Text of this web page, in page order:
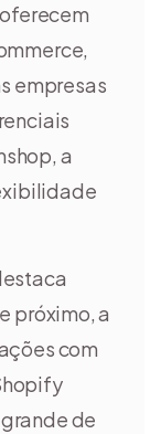
empresas
a
próximo, a
com
de